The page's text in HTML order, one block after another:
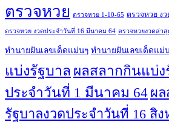
ตรวจหวย ตรวจหวย 1-10-65 ตรวจหวย ง
ตรวจหวย งวดประจำวันที่ 16 มีนาคม 64 ตรวจหวยงวดล่า
ทํานายฝันเลขเด็ดแม่นๆ ทํานายฝันเลขเด็ดแม่
แบ่งรัฐบาล ผลสลากกินแบ่ง
ประจำวันที่ 1 มีนาคม 64 ผ
รัฐบาลงวดประจำวันที่ 16 สิง